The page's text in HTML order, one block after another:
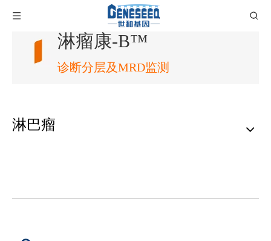
淋瘤康-B™
诊断分层及MRD监测
淋巴瘤